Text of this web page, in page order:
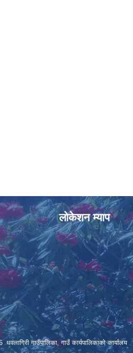
लोकेशन म्याप
गाउँपालिका, गाउँ कार्यपालिकाको कार्यालय